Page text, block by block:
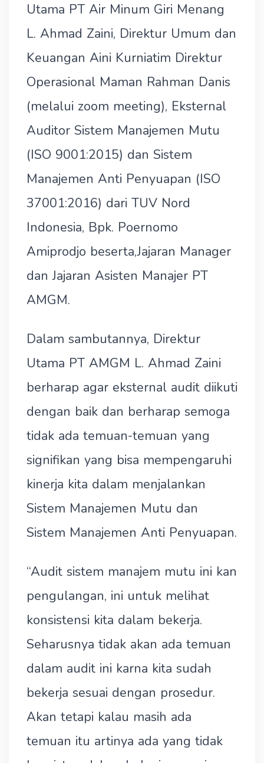
Utama PT Air Minum Giri Menang
L. Ahmad Zaini, Direktur Umum dan
Keuangan Aini Kurniatim Direktur
Operasional Maman Rahman Danis
(melalui zoom meeting), Eksternal
Auditor Sistem Manajemen Mutu
(ISO 9001:2015) dan Sistem
Manajemen Anti Penyuapan (ISO
37001:2016) dari TUV Nord
Indonesia, Bpk. Poernomo
Amiprodjo beserta,Jajaran Manager
dan Jajaran Asisten Manajer PT
AMGM.
Dalam sambutannya, Direktur
Utama PT AMGM L. Ahmad Zaini
berharap agar eksternal audit diikuti
dengan baik dan berharap semoga
tidak ada temuan-temuan yang
signifikan yang bisa mempengaruhi
kinerja kita dalam menjalankan
Sistem Manajemen Mutu dan
Sistem Manajemen Anti Penyuapan.
“Audit sistem manajem mutu ini kan
pengulangan, ini untuk melihat
konsistensi kita dalam bekerja.
Seharusnya tidak akan ada temuan
dalam audit ini karna kita sudah
bekerja sesuai dengan prosedur.
Akan tetapi kalau masih ada
temuan itu artinya ada yang tidak